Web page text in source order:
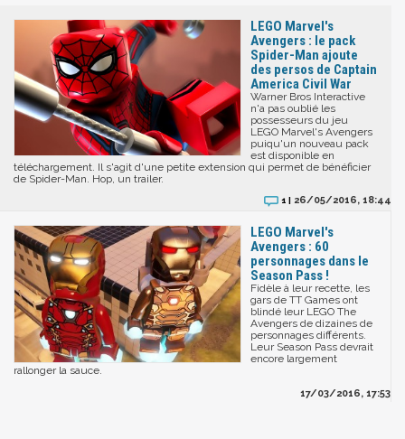
LEGO Marvel's
Avengers : le pack
Spider-Man ajoute
des persos de Captain
America Civil War
Warner Bros Interactive
n'a pas oublié les
possesseurs du jeu
LEGO Marvel's Avengers
puiqu'un nouveau pack
est disponible en
téléchargement. Il s'agit d'une petite extension qui permet de bénéficier
de Spider-Man. Hop, un trailer.
1 | 26/05/2016, 18:44
LEGO Marvel's
Avengers : 60
personnages dans le
Season Pass !
Fidèle à leur recette, les
gars de TT Games ont
blindé leur LEGO The
Avengers de dizaines de
personnages différents.
Leur Season Pass devrait
encore largement
rallonger la sauce.
17/03/2016, 17:53